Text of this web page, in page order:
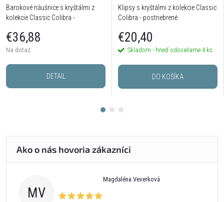
Barokové náušnice s kryštálmi z
kolekcie Classic Colibra -
€36,88
Na dotaz
DETAIL
Klipsy s kryštálmi z kolekcie Classic
Colibra - postriebrené
€20,40
Skladom - hneď odosielame 4 ks
DO KOŠÍKA
MV
Magdaléna Veverková